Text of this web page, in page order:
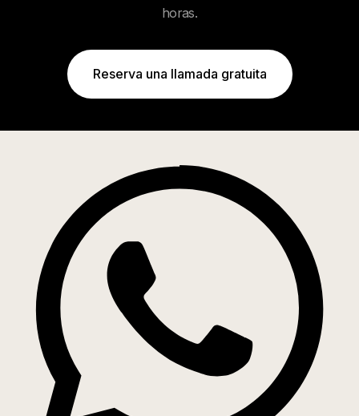
horas.
Reserva una llamada gratuita